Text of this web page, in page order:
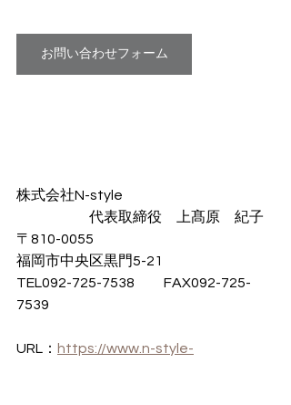
お問い合わせフォーム
株式会社N-style
代表取締役　上髙原　紀子
〒810-0055
福岡市中央区黒門5-21
TEL092-725-7538　　FAX092-725-
7539
URL： https://www.n-style-